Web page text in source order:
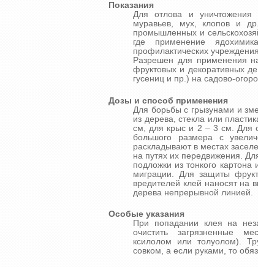
Показания
Для отлова и
муравьев, мух, клопов и
промышленных и
где применение
профилактических
Разрешен для применения
фруктовых и декоративных
гусениц и пр.) на садово-
Дозы и способ применения
Для борьбы с грызунами и
из дерева, стекла или
см, для крыс и 2 – 3 см. Для
большого размера с
раскладывают в местах
на путях их передвижения.
подложки из тонкого
миграции. Для защиты
вредителей клей наносят на
дерева непрерывной линией.
Особые указания
При попадании клея на
очистить загрязненные
ксилолом или толуолом).
совком, а если руками, то